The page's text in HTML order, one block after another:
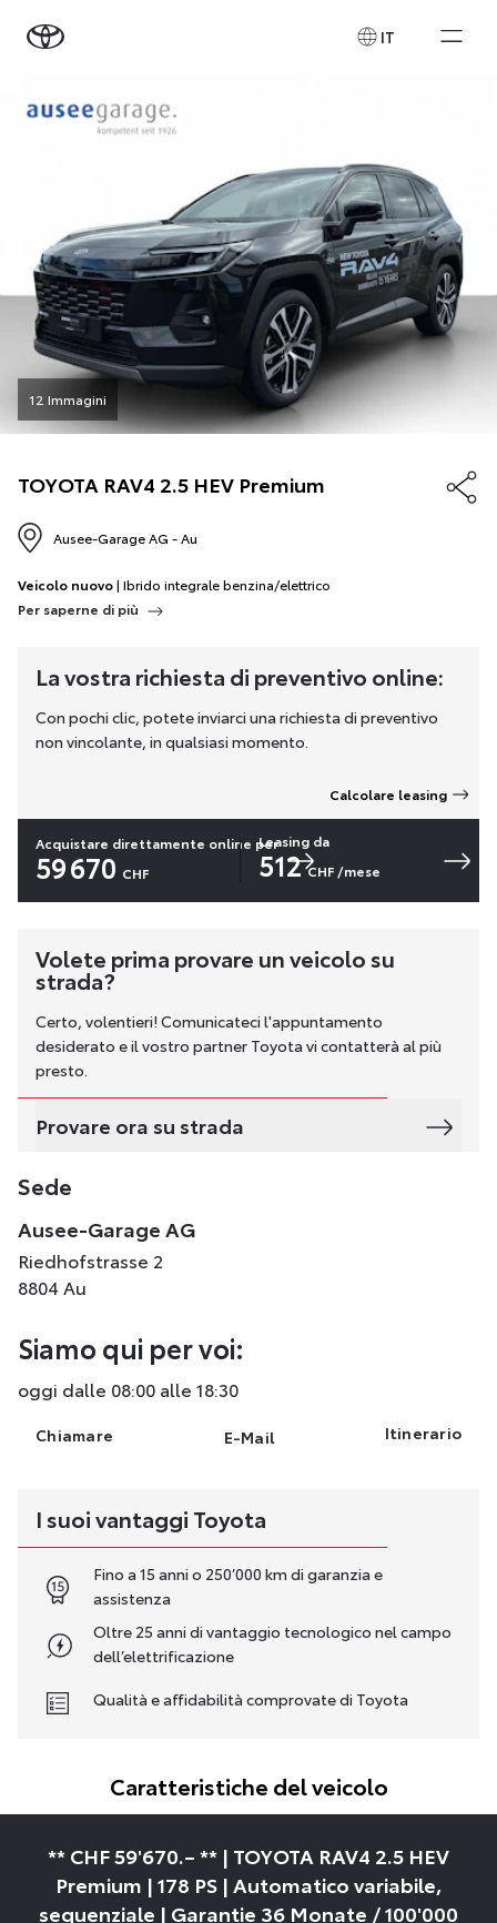
IT
12 Immagini
TOYOTA RAV4 2.5 HEV Premium
Ausee-Garage AG - Au
Veicolo nuovo| Ibrido integrale benzina/elettrico
Per saperne di più
La vostra richiesta di preventivo online:
Con pochi clic, potete inviarci una richiesta di preventivo
non vincolante, in qualsiasi momento.
Calcolare leasing
Acquistare direttamente online per
59 670 CHF
Leasing da
512 CHF/mese
Volete prima provare un veicolo su
strada?
Certo, volentieri! Comunicateci l'appuntamento
desiderato e il vostro partner Toyota vi contatterà al più
presto.
Provare ora su strada
Sede
Ausee-Garage AG
Riedhofstrasse 2
8804 Au
Siamo qui per voi:
oggi dalle 08:00 alle 18:30
Chiamare E-Mail Itinerario
I suoi vantaggi Toyota
Fino a 15 anni o 250’000 km di garanzia e
assistenza
Oltre 25 anni di vantaggio tecnologico nel campo
dell’elettrificazione
Qualità e affidabilità comprovate di Toyota
Caratteristiche del veicolo
** CHF 59'670.– ** | TOYOTA RAV4 2.5 HEV
Premium | 178 PS | Automatico variabile,
sequenziale | Garantie 36 Monate / 100'000